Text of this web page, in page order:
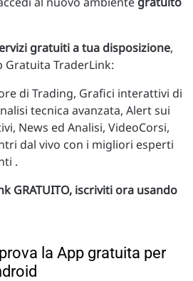
gratuiti a tua disposizione,
TraderLink:
di Trading, Grafici interattivi di
tecnica avanzata, Alert sui
News ed Analisi, VideoCorsi,
dal vivo con i migliori esperti
.
GRATUITO, iscriviti ora usando
la App gratuita per